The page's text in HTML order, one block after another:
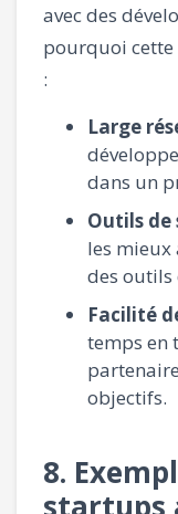
avec des
pourquoi
:
Large
dans un
Outils de
les mieux
des outils
Facilité
temps en
objectifs.
8.